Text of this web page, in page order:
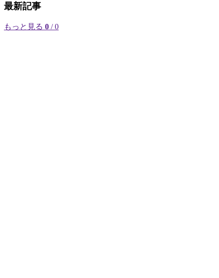
最新記事
もっと見る 0 / 0